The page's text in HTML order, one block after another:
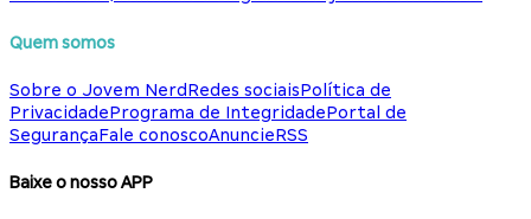
Quem somos
Sobre o Jovem NerdRedes sociaisPolítica de
PrivacidadePrograma de IntegridadePortal de
SegurançaFale conoscoAnuncieRSS
Baixe o nosso APP